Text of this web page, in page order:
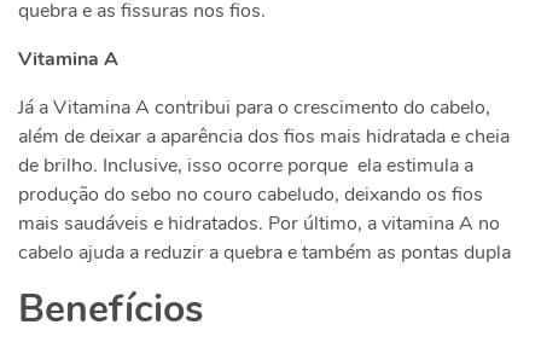
quebra e as fissuras nos fios.
Vitamina A
Já a Vitamina A contribui para o crescimento do cabelo,
além de deixar a aparência dos fios mais hidratada e cheia
de brilho. Inclusive, isso ocorre porque ela estimula a
produção do sebo no couro cabeludo, deixando os fios
mais saudáveis e hidratados. Por último, a vitamina A no
cabelo ajuda a reduzir a quebra e também as pontas dupla
Benefícios